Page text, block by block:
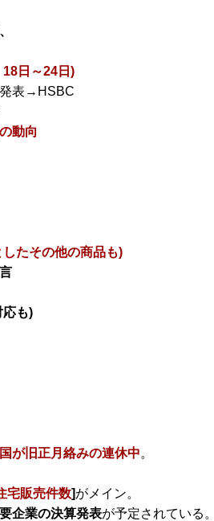
日～24日)
発表→HSBC
動向
たその他の商品も)
応も)
が旧正月絡みの連休中。
宅販売件数]がメイン。
企業の決算発表が予定されている。